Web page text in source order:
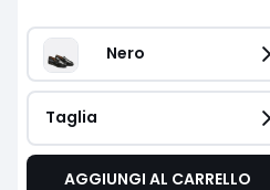
Nero
Taglia
AGGIUNGI AL CARRELLO